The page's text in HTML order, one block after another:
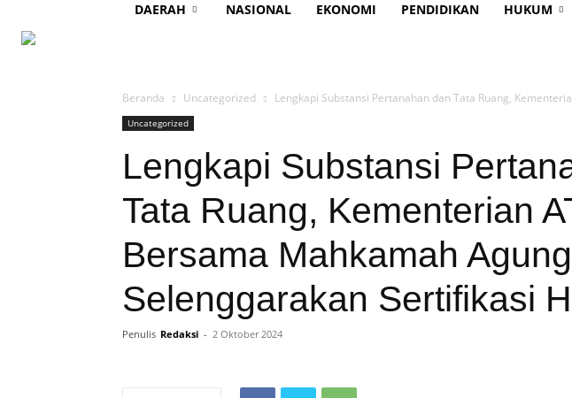
DAERAH NASIONAL EKONOMI PENDIDIKAN HUKUM
Beranda Uncategorized Lengkapi Substansi Pertanahan dan Tata Ruang,
Uncategorized
Lengkapi Substansi
Tata Ruang, Kementerian
Bersama Mahkamah Agung
Selenggarakan Sertifikasi
Penulis Redaksi - 2 Oktober 2024